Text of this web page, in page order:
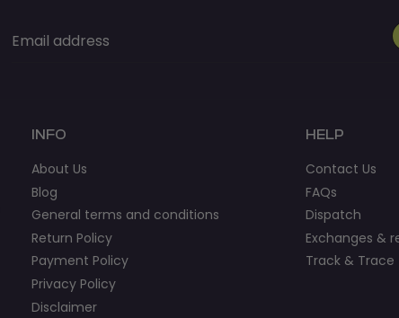
Email address
INFO
About Us
Blog
General terms and conditions
Return Policy
Payment Policy
Privacy Policy
Disclaimer
HELP
Contact Us
FAQs
Dispatch
Exchanges &
Track & Trace